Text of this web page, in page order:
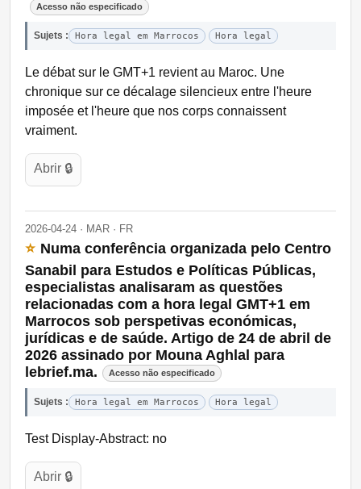
Acesso não especificado
Sujets : Hora legal em Marrocos Hora legal
Le débat sur le GMT+1 revient au Maroc. Une
chronique sur ce décalage silencieux entre l'heure
imposée et l'heure que nos corps connaissent
vraiment.
Abrir 🔒
2026-04-24 · MAR · FR
⭐ Numa conferência organizada pelo Centro
Sanabil para Estudos e Políticas Públicas,
especialistas analisaram as questões
relacionadas com a hora legal GMT+1 em
Marrocos sob perspetivas económicas,
jurídicas e de saúde. Artigo de 24 de abril de
2026 assinado por Mouna Aghlal para
lebrief.ma.
Acesso não especificado
Sujets : Hora legal em Marrocos Hora legal
Test Display-Abstract: no
Abrir 🔒